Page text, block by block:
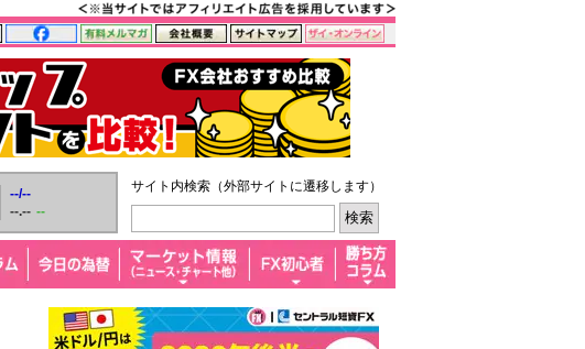
--/--
--.-- --
サイト内検索（外部サイトに遷移します）